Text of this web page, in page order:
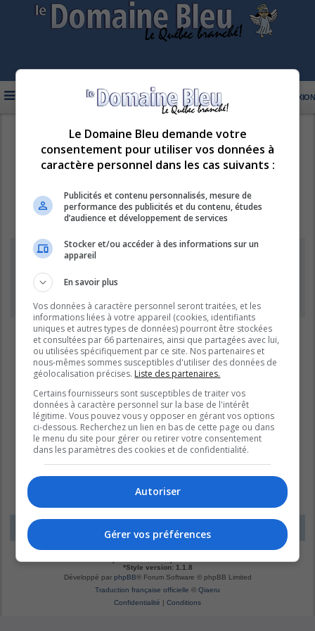
CONNEXION
INSCRIPTION
LE DOMAINE BLEU
Information
Vous ne pouvez pas effectuer de recherche pour le moment car le
LE DOMAINE BLEU UTC-04:00
*Original byChristian 2.0
*Style version: 1.1.8
Développé par phpBB® Forum Software © phpBB Limited
Traduction française officielle © Qiaeru
Confidentialité | Conditions
Le Domaine Bleu demande votre
consentement pour utiliser vos données à
caractère personnel dans les cas suivants :
Publicités et contenu personnalisés, mesure de
performance des publicités et du contenu, études
d’audience et développement de services
Stocker et/ou accéder à des informations sur un
appareil
En savoir plus
Vos données à caractère personnel seront traitées, et les
informations liées à votre appareil (cookies, identifiants
uniques et autres types de données) pourront être stockées
et consultées par 66 partenaires, ainsi que partagées avec lui,
ou utilisées spécifiquement par ce site. Nos partenaires et
nous-mêmes sommes susceptibles d'utiliser des données de
géolocalisation précises. Liste des partenaires.
Certains fournisseurs sont susceptibles de traiter vos
données à caractère personnel sur la base de l'intérêt
légitime. Vous pouvez vous y opposer en gérant vos options
ci-dessous. Recherchez un lien en bas de cette page ou dans
le menu du site pour gérer ou retirer votre consentement
dans les paramètres des cookies et de confidentialité.
Autoriser
Gérer vos préférences